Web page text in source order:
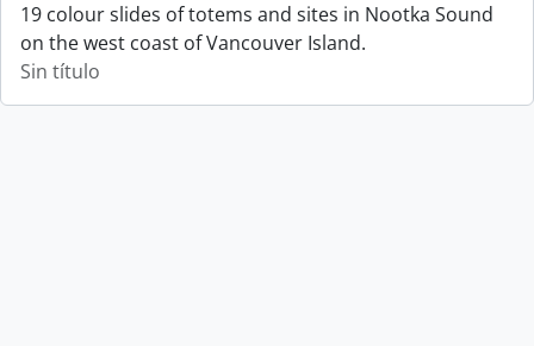
19 colour slides of totems and sites in Nootka Sound
on the west coast of Vancouver Island.
Sin título